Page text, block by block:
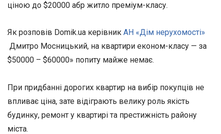
ціною до $20000 абр житло преміум-класу.
Як розповів Domik.ua керівник АН «Дім нерухомості»
Дмитро Мосницький, на квартири економ-класу — за
$50000 – $60000» попиту майже немає.
При придбанні дорогих квартир на вибір покупців не
впливає ціна, зате відіграють велику роль якість
будинку, ремонт у квартирі та престижність району
міста.